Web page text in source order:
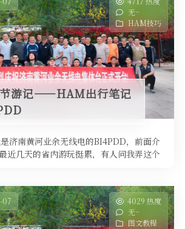
命
闻
赛
闻
料
别
无~
HAM技巧
游记——HAM出行笔记
济南黄河业余无线电的BI4PDD，前面介
近几天的省内游玩挺累，有人问我弄这个
07
4029 热度
无~
图文教程